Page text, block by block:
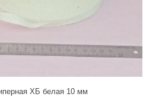
ХБ белая 10 мм